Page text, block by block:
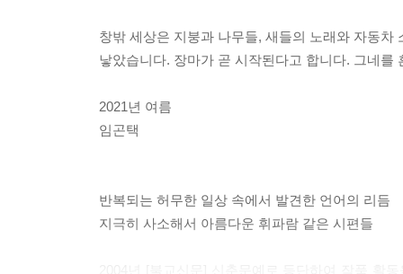
장마와 사루비아
불가능한 휴식
주춤거리다
정물
좋은 날
자전
창밖 세상은 지붕과 나무들, 새들의 노래와 자동
낳았습니다. 장마가 곧 시작된다고 합니다. 그네
2021년 여름
임곤택
반복되는 허무한 일상 속에서 발견한 언어의 리듬
지극히 사소해서 아름다운 휘파람 같은 시편들